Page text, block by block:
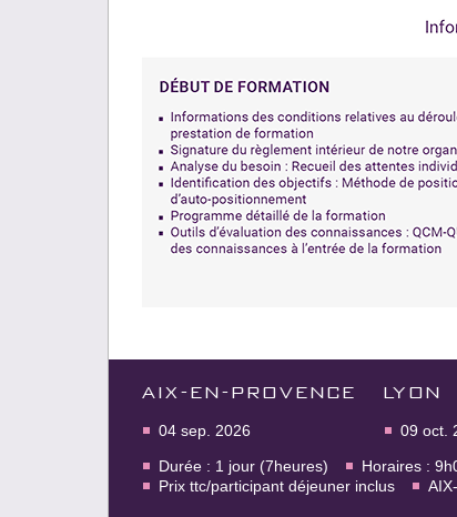
AIX-EN-PROVENCE
04 sep. 2026
LYON
09 oct.
Durée : 1 jour (7heures)
Horaires :
Prix ttc/participant déjeuner inclus